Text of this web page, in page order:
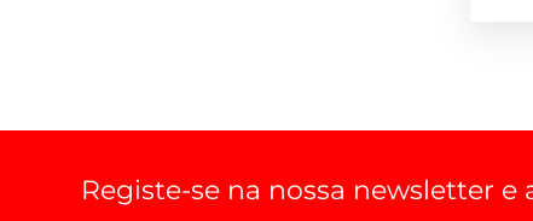
Registe-se na nossa newsletter e